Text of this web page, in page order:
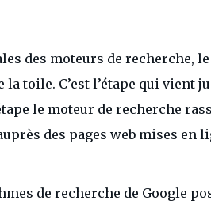
des moteurs de recherche, le
la toile. C’est l’étape qui vient
le moteur de recherche
des pages web mises en
de recherche de Google